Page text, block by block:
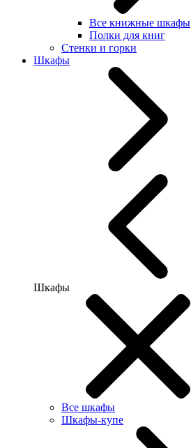
Все книжные шкафы
Полки для книг
Стенки и горки
Шкафы
Шкафы
Все шкафы
Шкафы-купе